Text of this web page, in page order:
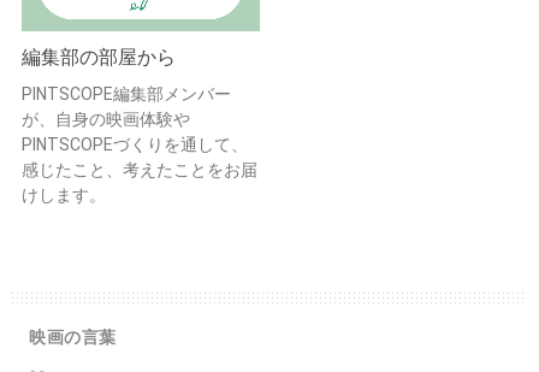
編集部の部屋から
PINTSCOPE編集部メンバー
が、自身の映画体験や
PINTSCOPEづくりを通して、
感じたこと、考えたことをお届
けします。
映画の言葉